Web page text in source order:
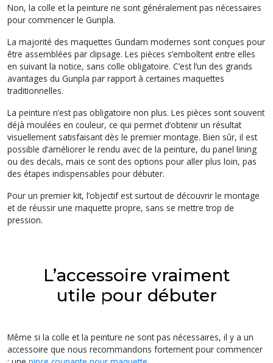
Non, la colle et la peinture ne sont généralement pas nécessaires
pour commencer le Gunpla.
La majorité des maquettes Gundam modernes sont conçues pour
être assemblées par clipsage. Les pièces s’emboîtent entre elles
en suivant la notice, sans colle obligatoire. C’est l’un des grands
avantages du Gunpla par rapport à certaines maquettes
traditionnelles.
La peinture n’est pas obligatoire non plus. Les pièces sont souvent
déjà moulées en couleur, ce qui permet d’obtenir un résultat
visuellement satisfaisant dès le premier montage. Bien sûr, il est
possible d’améliorer le rendu avec de la peinture, du panel lining
ou des decals, mais ce sont des options pour aller plus loin, pas
des étapes indispensables pour débuter.
Pour un premier kit, l’objectif est surtout de découvrir le montage
et de réussir une maquette propre, sans se mettre trop de
pression.
L’accessoire vraiment
utile pour débuter
Même si la colle et la peinture ne sont pas nécessaires, il y a un
accessoire que nous recommandons fortement pour commencer